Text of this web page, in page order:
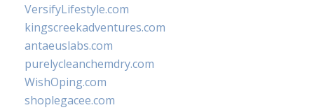
VersifyLifestyle.com
kingscreekadventures.com
antaeuslabs.com
purelycleanchemdry.com
WishOping.com
shoplegacee.com